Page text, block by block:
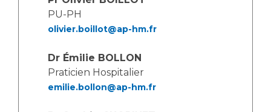
Salon des familles
Transports sanitaires
Handicap
Les structures de recherche
Écoles et Instituts de Formation
Plateforme des internes
PU-PH
olivier.boillot@ap-hm.fr
Dr Émilie BOLLON
Praticien Hospitalier
emilie.bollon@ap-hm.fr